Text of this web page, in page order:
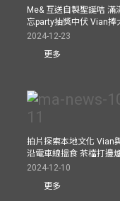
Me& 互送自製聖誕咭
忘party抽獎中伏 Vian捧
2024-12-23
更多
拍片探索本地文化 Vian
沿電車線搵食 茶檔打邊
2024-12-10
更多